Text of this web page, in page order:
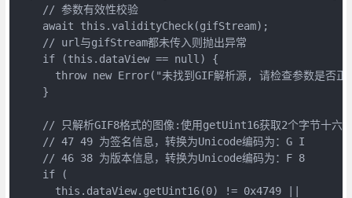
    // 参数有效性校验
    await this.validityCheck(gifStream);
    // url与gifStream都未传入则抛出异常
    if (this.dataView == null) {
throw new Error("未找到GIF解析源, 请检查参数是否正
    }
// 只解析GIF8格式的图像:使用getUint16获取2个字节十六
    // 47 49 为签名信息，转换为Unicode编码为：G I
    // 46 38 为版本信息，转换为Unicode编码为：F 8
    if (
      this.dataView.getUint16(0) != 0x4749 ||